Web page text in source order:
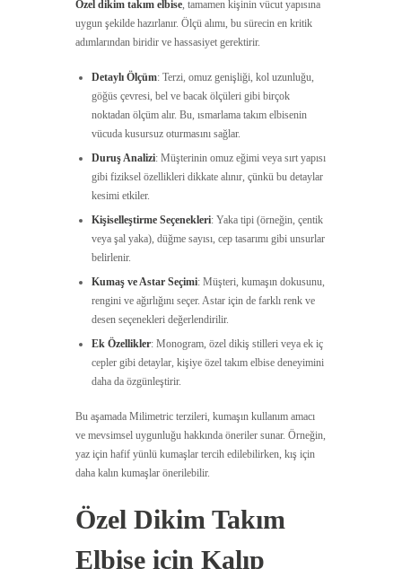
Özel dikim takım elbise, tamamen kişinin vücut yapısına
uygun şekilde hazırlanır. Ölçü alımı, bu sürecin en kritik
adımlarından biridir ve hassasiyet gerektirir.
Detaylı Ölçüm: Terzi, omuz genişliği, kol uzunluğu,
göğüs çevresi, bel ve bacak ölçüleri gibi birçok
noktadan ölçüm alır. Bu, ısmarlama takım elbisenin
vücuda kusursuz oturmasını sağlar.
Duruş Analizi: Müşterinin omuz eğimi veya sırt yapısı
gibi fiziksel özellikleri dikkate alınır, çünkü bu detaylar
kesimi etkiler.
Kişiselleştirme Seçenekleri: Yaka tipi (örneğin, çentik
veya şal yaka), düğme sayısı, cep tasarımı gibi unsurlar
belirlenir.
Kumaş ve Astar Seçimi: Müşteri, kumaşın dokusunu,
rengini ve ağırlığını seçer. Astar için de farklı renk ve
desen seçenekleri değerlendirilir.
Ek Özellikler: Monogram, özel dikiş stilleri veya ek iç
cepler gibi detaylar, kişiye özel takım elbise deneyimini
daha da özgünleştirir.
Bu aşamada Milimetric terzileri, kumaşın kullanım amacı
ve mevsimsel uygunluğu hakkında öneriler sunar. Örneğin,
yaz için hafif yünlü kumaşlar tercih edilebilirken, kış için
daha kalın kumaşlar önerilebilir.
Özel Dikim Takım
Elbise için Kalıp